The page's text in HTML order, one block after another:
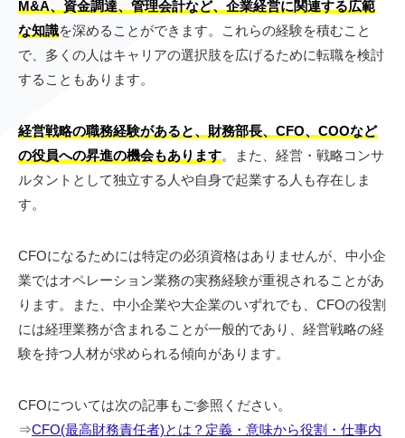
M&A、資金調達、管理会計など、企業経営に関連する広範
な知識を深めることができます。これらの経験を積むこと
で、多くの人はキャリアの選択肢を広げるために転職を検討
することもあります。
経営戦略の職務経験があると、財務部長、CFO、COOなど
の役員への昇進の機会もあります。また、経営・戦略コンサ
ルタントとして独立する人や自身で起業する人も存在しま
す。
CFOになるためには特定の必須資格はありませんが、中小企
業ではオペレーション業務の実務経験が重視されることがあ
ります。また、中小企業や大企業のいずれでも、CFOの役割
には経理業務が含まれることが一般的であり、経営戦略の経
験を持つ人材が求められる傾向があります。
CFOについては次の記事もご参照ください。
⇒CFO(最高財務責任者)とは？定義・意味から役割・仕事内